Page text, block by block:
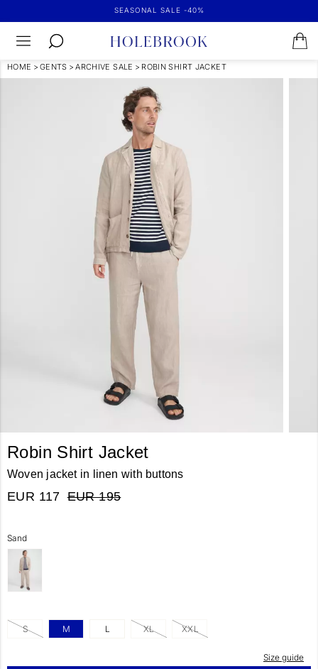
SEASONAL SALE -40%
HOME > GENTS > ARCHIVE SALE > ROBIN SHIRT JACKET
Robin Shirt Jacket
Woven jacket in linen with buttons
EUR 117 EUR 195
Sand
S M L XL XXL
Size guide